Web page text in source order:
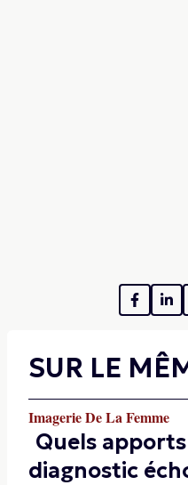
SUR LE
Imagerie De La Femme
Quels
diagnostic